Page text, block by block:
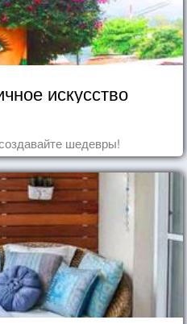
искусство
шедевры!